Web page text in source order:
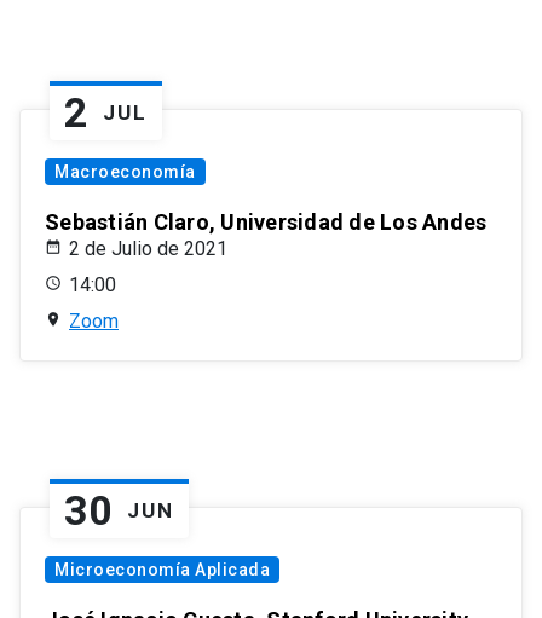
2 JUL
Macroeconomía
Sebastián Claro, Universidad de Los Andes
2 de Julio de 2021
14:00
Zoom
30 JUN
Microeconomía Aplicada